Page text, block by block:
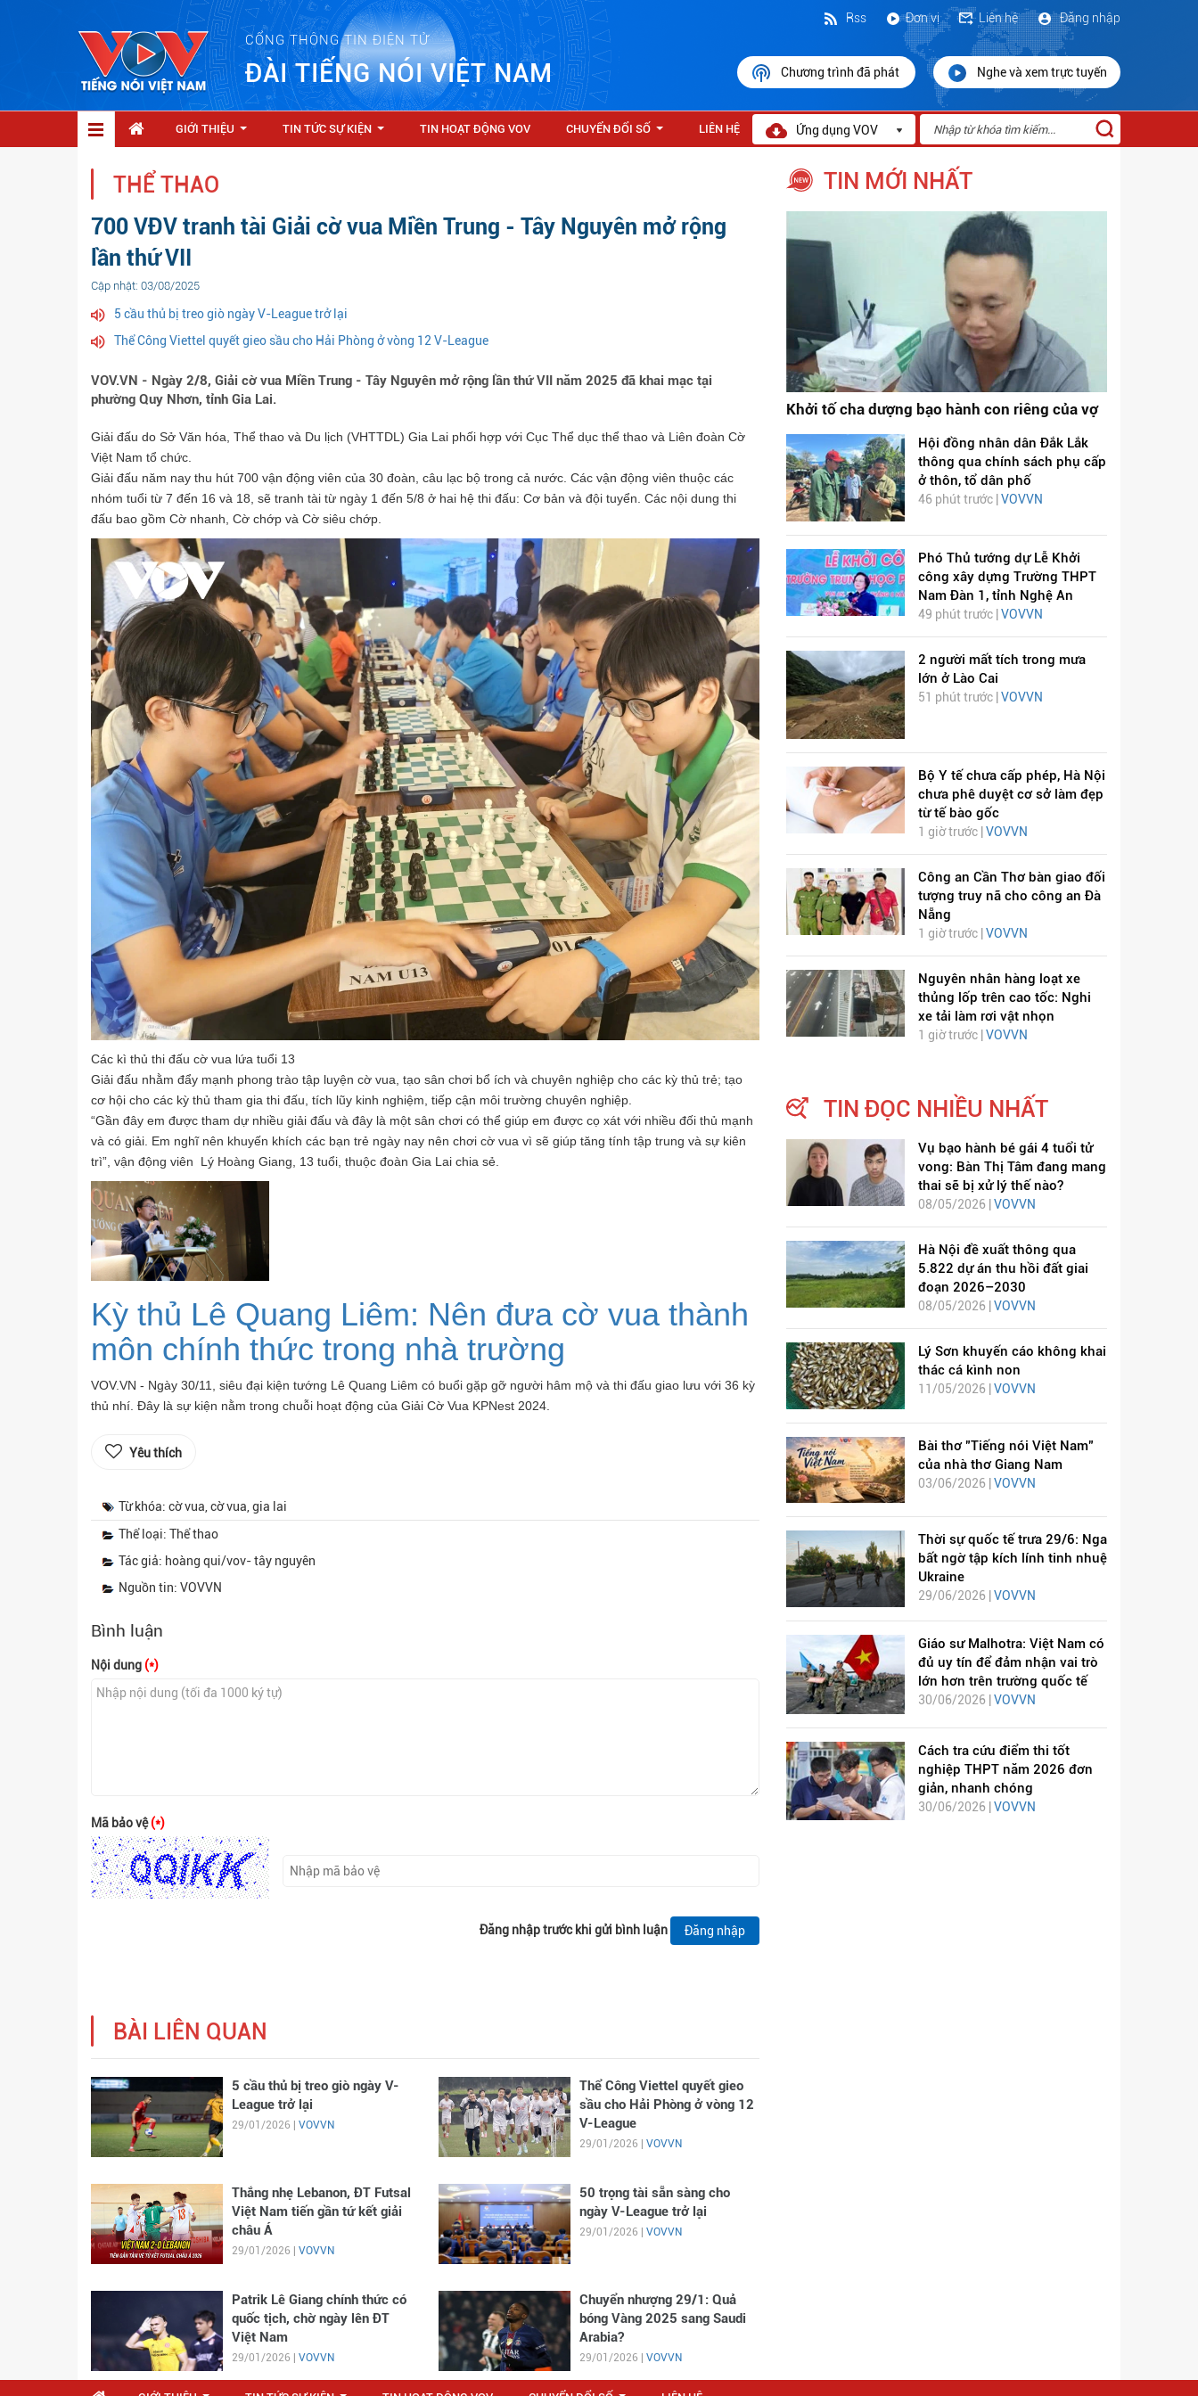
CỔNG THÔNG TIN ĐIỆN TỬ
ĐÀI TIẾNG NÓI VIỆT NAM
Đăng nhập
Liên hệ
Đơn vị
Rss
Chương trình đã phát Nghe và xem trực tuyến
GIỚI THIỆU TIN TỨC SỰ KIỆN TIN HOẠT ĐỘNG VOV CHUYỂN ĐỔI SỐ LIÊN HỆ Ứng dụng VOV
THỂ THAO
700 VĐV tranh tài Giải cờ vua Miền Trung - Tây Nguyên mở rộng
lần thứ VII
Cập nhật: 03/08/2025
5 cầu thủ bị treo giò ngày V-League trở lại
Thể Công Viettel quyết gieo sầu cho Hải Phòng ở vòng 12 V-League
VOV.VN - Ngày 2/8, Giải cờ vua Miền Trung - Tây Nguyên mở rộng lần thứ VII năm 2025 đã khai mạc tại
phường Quy Nhơn, tỉnh Gia Lai.
Giải đấu do Sở Văn hóa, Thể thao và Du lịch (VHTTDL) Gia Lai phối hợp với Cục Thể dục thể thao và Liên đoàn Cờ
Việt Nam tổ chức.
Giải đấu năm nay thu hút 700 vận động viên của 30 đoàn, câu lạc bộ trong cả nước. Các vận động viên thuộc các
nhóm tuổi từ 7 đến 16 và 18, sẽ tranh tài từ ngày 1 đến 5/8 ở hai hệ thi đấu: Cơ bản và đội tuyển. Các nội dung thi
đấu bao gồm Cờ nhanh, Cờ chớp và Cờ siêu chớp.
Các kì thủ thi đấu cờ vua lứa tuổi 13
Giải đấu nhằm đẩy mạnh phong trào tập luyện cờ vua, tạo sân chơi bổ ích và chuyên nghiệp cho các kỳ thủ trẻ; tạo
cơ hội cho các kỳ thủ tham gia thi đấu, tích lũy kinh nghiệm, tiếp cận môi trường chuyên nghiệp.
“Gần đây em được tham dự nhiều giải đấu và đây là một sân chơi có thể giúp em được cọ xát với nhiều đối thủ mạnh
và có giải. Em nghĩ nên khuyến khích các bạn trẻ ngày nay nên chơi cờ vua vì sẽ giúp tăng tính tập trung và sự kiên
trì”, vận động viên Lý Hoàng Giang, 13 tuổi, thuộc đoàn Gia Lai chia sẻ.
Kỳ thủ Lê Quang Liêm: Nên đưa cờ vua thành
môn chính thức trong nhà trường
VOV.VN - Ngày 30/11, siêu đại kiện tướng Lê Quang Liêm có buổi gặp gỡ người hâm mộ và thi đấu giao lưu với 36 kỳ
thủ nhí. Đây là sự kiện nằm trong chuỗi hoạt động của Giải Cờ Vua KPNest 2024.
Yêu thích
Từ khóa: cờ vua, cờ vua, gia lai
Thể loại: Thể thao
Tác giả: hoàng qui/vov- tây nguyên
Nguồn tin: VOVVN
Bình luận
Nội dung (*)
Mã bảo vệ(*)
Đăng nhập trước khi gửi bình luận Đăng nhập
BÀI LIÊN QUAN
5 cầu thủ bị treo giò ngày V-
League trở lại
29/01/2026 | VOVVN
Thể Công Viettel quyết gieo
sầu cho Hải Phòng ở vòng 12
V-League
29/01/2026 | VOVVN
Thắng nhẹ Lebanon, ĐT Futsal
Việt Nam tiến gần tứ kết giải
châu Á
29/01/2026 | VOVVN
50 trọng tài sẵn sàng cho
ngày V-League trở lại
29/01/2026 | VOVVN
Patrik Lê Giang chính thức có
quốc tịch, chờ ngày lên ĐT
Việt Nam
29/01/2026 | VOVVN
Chuyển nhượng 29/1: Quả
bóng Vàng 2025 sang Saudi
Arabia?
29/01/2026 | VOVVN
TIN MỚI NHẤT
Khởi tố cha dượng bạo hành con riêng của vợ
Hội đồng nhân dân Đắk Lắk
thông qua chính sách phụ cấp
ở thôn, tổ dân phố
46 phút trước |VOVVN
Phó Thủ tướng dự Lễ Khởi
công xây dựng Trường THPT
Nam Đàn 1, tỉnh Nghệ An
49 phút trước | VOVVN
2 người mất tích trong mưa
lớn ở Lào Cai
51 phút trước | VOVVN
Bộ Y tế chưa cấp phép, Hà Nội
chưa phê duyệt cơ sở làm đẹp
từ tế bào gốc
1 giờ trước | VOVVN
Công an Cần Thơ bàn giao đối
tượng truy nã cho công an Đà
Nẵng
1 giờ trước | VOVVN
Nguyên nhân hàng loạt xe
thủng lốp trên cao tốc: Nghi
xe tải làm rơi vật nhọn
1 giờ trước | VOVVN
TIN ĐỌC NHIỀU NHẤT
Vụ bạo hành bé gái 4 tuổi tử
vong: Bàn Thị Tâm đang mang
thai sẽ bị xử lý thế nào?
08/05/2026 | VOVVN
Hà Nội đề xuất thông qua
5.822 dự án thu hồi đất giai
đoạn 2026–2030
08/05/2026 | VOVVN
Lý Sơn khuyến cáo không khai
thác cá kình non
11/05/2026 | VOVVN
Bài thơ "Tiếng nói Việt Nam"
của nhà thơ Giang Nam
03/06/2026 |VOVVN
Thời sự quốc tế trưa 29/6: Nga
bất ngờ tập kích lính tinh nhuệ
Ukraine
29/06/2026 | VOVVN
Giáo sư Malhotra: Việt Nam có
đủ uy tín để đảm nhận vai trò
lớn hơn trên trường quốc tế
30/06/2026 | VOVVN
Cách tra cứu điểm thi tốt
nghiệp THPT năm 2026 đơn
giản, nhanh chóng
30/06/2026 | VOVVN